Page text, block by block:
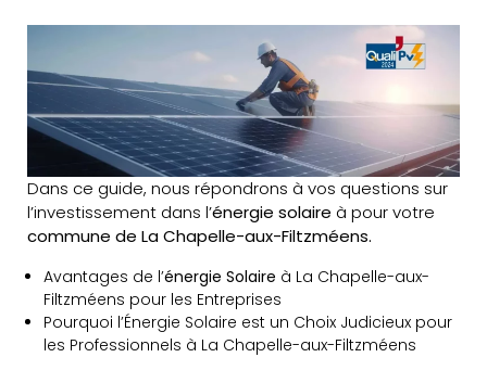
Dans ce guide, nous répondrons à vos questions sur
l’investissement dans l’énergie solaire à pour votre
commune de La Chapelle-aux-Filtzméens.
Avantages de l’énergie Solaire à La Chapelle-aux-
Filtzméens pour les Entreprises
Pourquoi l’Énergie Solaire est un Choix Judicieux pour
les Professionnels à La Chapelle-aux-Filtzméens